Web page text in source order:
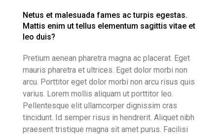
Netus et malesuada fames ac turpis egestas.
Mattis enim ut tellus elementum sagittis vitae et
leo duis?
Pretium aenean pharetra magna ac placerat. Eget
mauris pharetra et ultrices. Eget dolor morbi non
arcu. Porttitor eget dolor morbi non arcu risus quis
varius. Lorem mollis aliquam ut porttitor leo.
Pellentesque elit ullamcorper dignissim cras
tincidunt. Id semper risus in hendrerit. Aliquet nibh
praesent tristique magna sit amet purus. Facilisi